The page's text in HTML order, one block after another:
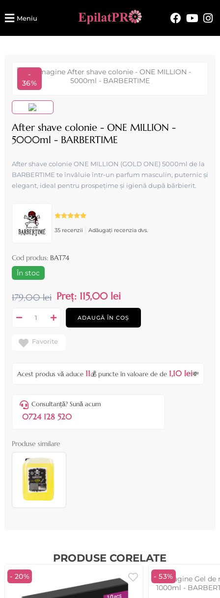
Meniu
-
36%
After shave colonie - ONE MILLION -
5000ml - BARBERTIME
After shave colonie ONE MILLION (GOLD ONE) 5000ml de la
BARBERTIME te învăluie într-un parfum masculin, puternic și
elegant, ideal pentru prospețime și igienă după bărbierit.
35 recenzii Adăugați recenzia dvs.
Cod produs: BAT74
În stoc
179,00 lei Preț: 115,00 lei
ADAUGĂ ÎN COȘ
Favorite
Acest produs vă aduce 11💰 puncte în valoare de de 1,10 lei💸
Consultanță? Sună acum
0724 128 520
Produse similare
PRODUSE CORELATE
- 20% - 53%